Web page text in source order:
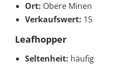
Ort: Obere Minen
Verkaufswert: 15
Leafhopper
Seltenheit: häufig